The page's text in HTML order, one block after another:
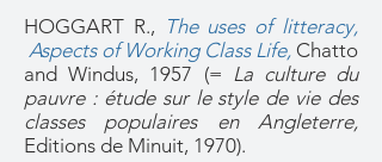
HOGGART R., The uses of litteracy,
Aspects of Working Class Life, Chatto
and Windus, 1957 (= La culture du
pauvre : étude sur le style de vie des
classes populaires en Angleterre,
Editions de Minuit, 1970).